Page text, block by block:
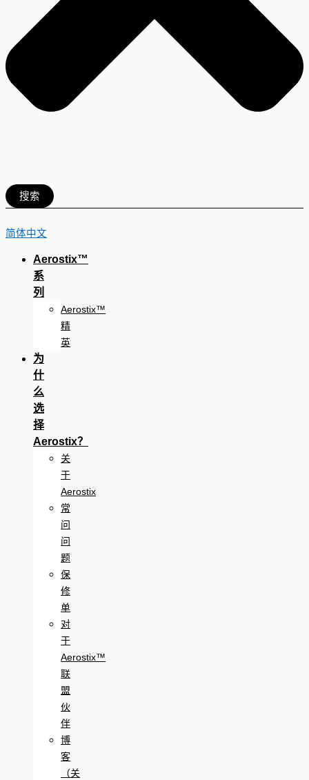
搜索
简体中文
Aerostix™
系
列
Aerostix™
精
英
为
什
么
选
择
Aerostix？
关
于
Aerostix
常
问
问
题
保
修
单
对
于
Aerostix™
联
盟
伙
伴
博
客
（关